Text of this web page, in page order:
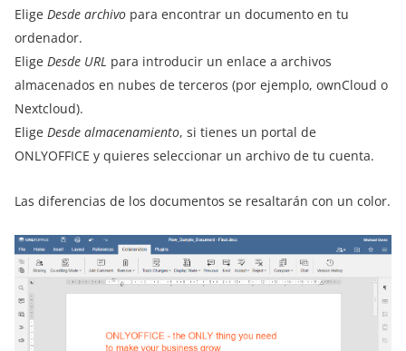
Elige Desde archivo para encontrar un documento en tu
ordenador.
Elige Desde URL para introducir un enlace a archivos
almacenados en nubes de terceros (por ejemplo, ownCloud o
Nextcloud).
Elige Desde almacenamiento, si tienes un portal de
ONLYOFFICE y quieres seleccionar un archivo de tu cuenta.
Las diferencias de los documentos se resaltarán con un color.